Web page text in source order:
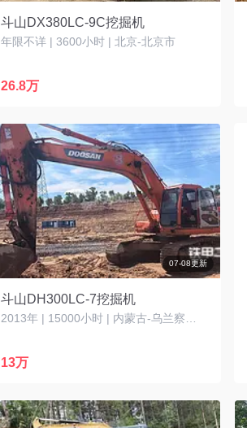
斗山DX380LC-9C挖掘机
年限不详 | 3600小时 | 北京-北京市
26.8万
07-08更新
斗山DH300LC-7挖掘机
13万